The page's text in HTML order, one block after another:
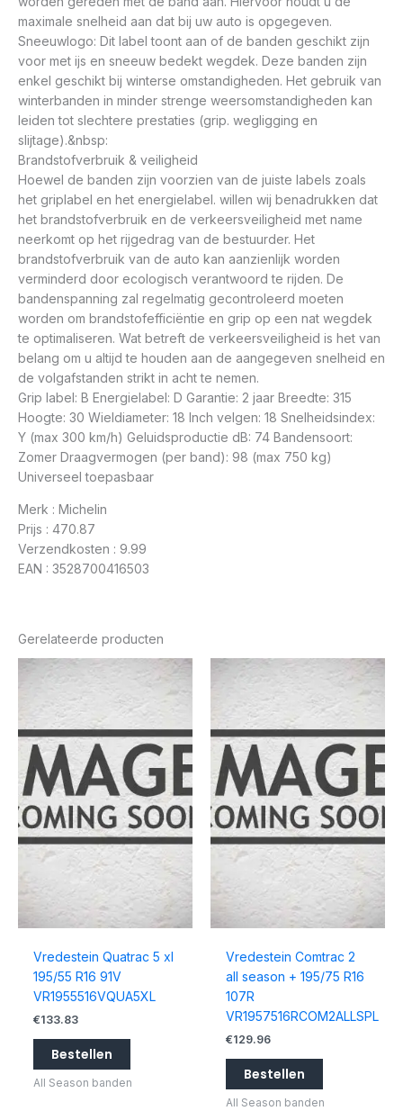
maximale snelheid aan dat bij uw auto is opgegeven.
Sneeuwlogo: Dit label toont aan of de banden geschikt zijn
voor met ijs en sneeuw bedekt wegdek. Deze banden zijn
enkel geschikt bij winterse omstandigheden. Het gebruik van
winterbanden in minder strenge weersomstandigheden kan
leiden tot slechtere prestaties (grip. wegligging en
slijtage).&nbsp:
Brandstofverbruik & veiligheid
Hoewel de banden zijn voorzien van de juiste labels zoals
het griplabel en het energielabel. willen wij benadrukken dat
het brandstofverbruik en de verkeersveiligheid met name
neerkomt op het rijgedrag van de bestuurder. Het
brandstofverbruik van de auto kan aanzienlijk worden
verminderd door ecologisch verantwoord te rijden. De
bandenspanning zal regelmatig gecontroleerd moeten
worden om brandstofefficiëntie en grip op een nat wegdek
te optimaliseren. Wat betreft de verkeersveiligheid is het van
belang om u altijd te houden aan de aangegeven snelheid en
de volgafstanden strikt in acht te nemen.
Grip label: B Energielabel: D Garantie: 2 jaar Breedte: 315
Hoogte: 30 Wieldiameter: 18 Inch velgen: 18 Snelheidsindex:
Y (max 300 km/h) Geluidsproductie dB: 74 Bandensoort:
Zomer Draagvermogen (per band): 98 (max 750 kg)
Universeel toepasbaar
Merk : Michelin
Prijs : 470.87
Verzendkosten : 9.99
EAN : 3528700416503
Gerelateerde producten
Vredestein Quatrac 5 xl
195/55 R16 91V
VR1955516VQUA5XL
€133.83
Bestellen
All Season banden
Vredestein Comtrac 2
all season + 195/75 R16
107R
VR1957516RCOM2ALLSPL
€129.96
Bestellen
All Season banden